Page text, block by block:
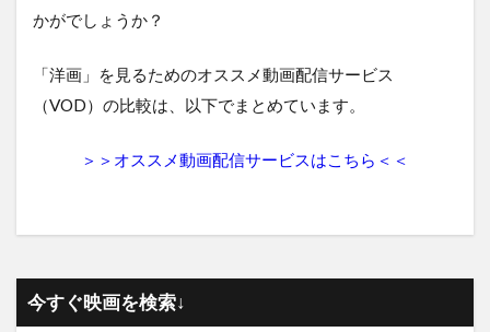
かがでしょうか？
「洋画」を見るためのオススメ動画配信サービス
（VOD）の比較は、以下でまとめています。
＞＞オススメ動画配信サービスはこちら＜＜
今すぐ映画を検索↓